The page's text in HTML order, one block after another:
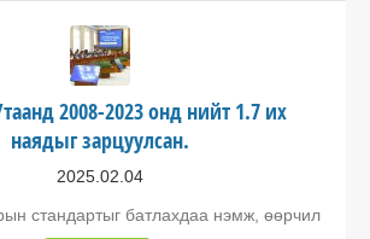
2008-2023 онд нийт 1.7 их
наядыг зарцуулсан.
2025.02.04
стандартыг батлахдаа нэмж, өөрчил